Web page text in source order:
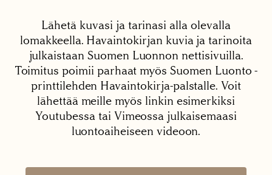
Lähetä kuvasi ja tarinasi alla olevalla
lomakkeella. Havaintokirjan kuvia ja tarinoita
julkaistaan Suomen Luonnon nettisivuilla.
Toimitus poimii parhaat myös Suomen Luonto -
printtilehden Havaintokirja-palstalle. Voit
lähettää meille myös linkin esimerkiksi
Youtubessa tai Vimeossa julkaisemaasi
luontoaiheiseen videoon.